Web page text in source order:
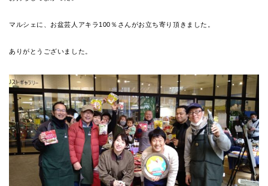
マルシェに、お盆芸人アキラ100％さんがお立ち寄り頂きました。
ありがとうございました。